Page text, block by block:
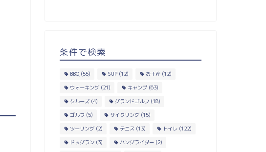
条件で検索
BBQ(55) SUP(12) お土産(12)
ウォーキング(21) キャンプ(63)
クルーズ(4) グランドゴルフ (18)
ゴルフ (5) サイクリング(15)
ツーリング(2) テニス (13) トイレ(122)
ドッグラン(3) ハングライダー(2)